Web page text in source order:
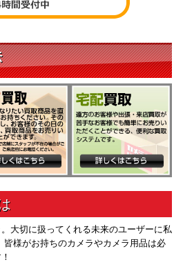
大切に扱ってくれる未来のユーザーに私
様がお持ちのカメラやカメラ用品は必